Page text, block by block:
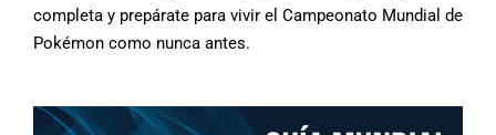
completa y prepárate para vivir el Campeonato Mundial de
Pokémon como nunca antes.